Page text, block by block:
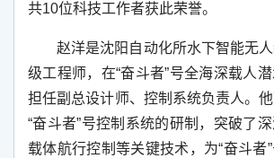
共10位科技工作者获此荣誉。
赵洋是沈阳自动化所水下智能无
级工程师，在“奋斗者”号全海深载人
担任副总设计师、控制系统负责人。
“奋斗者”号控制系统的研制，突破了
载体航行控制等关键技术，为“奋斗者